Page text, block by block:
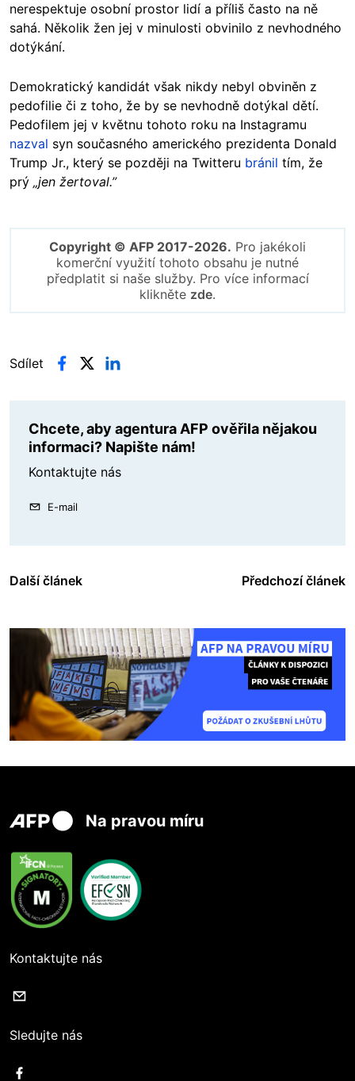
nerespektuje osobní prostor lidí a příliš často na ně
sahá. Několik žen jej v minulosti obvinilo z nevhodného
dotýkání.
Demokratický kandidát však nikdy nebyl obviněn z
pedofilie či z toho, že by se nevhodně dotýkal dětí.
Pedofilem jej v květnu tohoto roku na Instagramu
nazval syn současného amerického prezidenta Donald
Trump Jr., který se později na Twitteru bránil tím, že
prý „jen žertoval.”​
Copyright © AFP 2017-2026. Pro jakékoli
komerční využití tohoto obsahu je nutné
předplatit si naše služby. Pro více informací
klikněte zde.
Sdílet
Chcete, aby agentura AFP ověřila nějakou
informaci? Napište nám!
Kontaktujte nás
E-mail
Další článek Předchozí článek
Na pravou míru
Kontaktujte nás
Sledujte nás